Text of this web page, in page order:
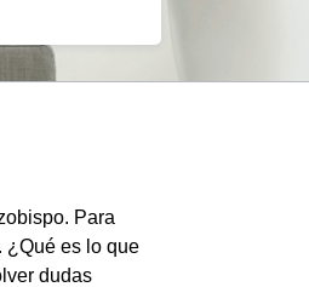
Para
¿Qué es lo que
dudas